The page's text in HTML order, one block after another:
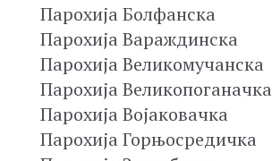
Парохија Болфанска
Парохија Вараждинска
Парохија Великомучанска
Парохија Великопоганачка
Парохија Војаковачка
Парохија Горњосредичка